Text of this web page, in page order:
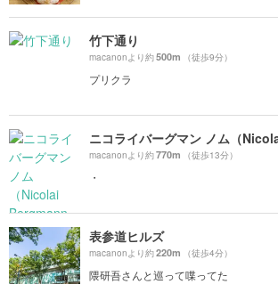
竹下通り
macanonより約500m （徒歩9分）
プリクラ
macanonより約770m （徒歩13分）
・
表参道ヒルズ
macanonより約220m （徒歩4分）
隈研吾さんと巡って喋ってた